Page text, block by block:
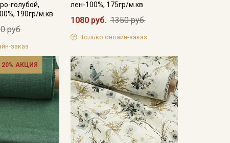
голубой,
190гр/м.кв
руб.
заказ
лен-100%, 175гр/м.кв
1080 руб. 1350 руб.
Только онлайн-заказ
АКЦИЯ